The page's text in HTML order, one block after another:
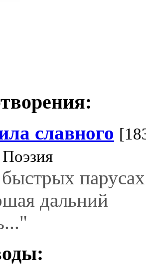
славного
Поэзия
парусах
дальний